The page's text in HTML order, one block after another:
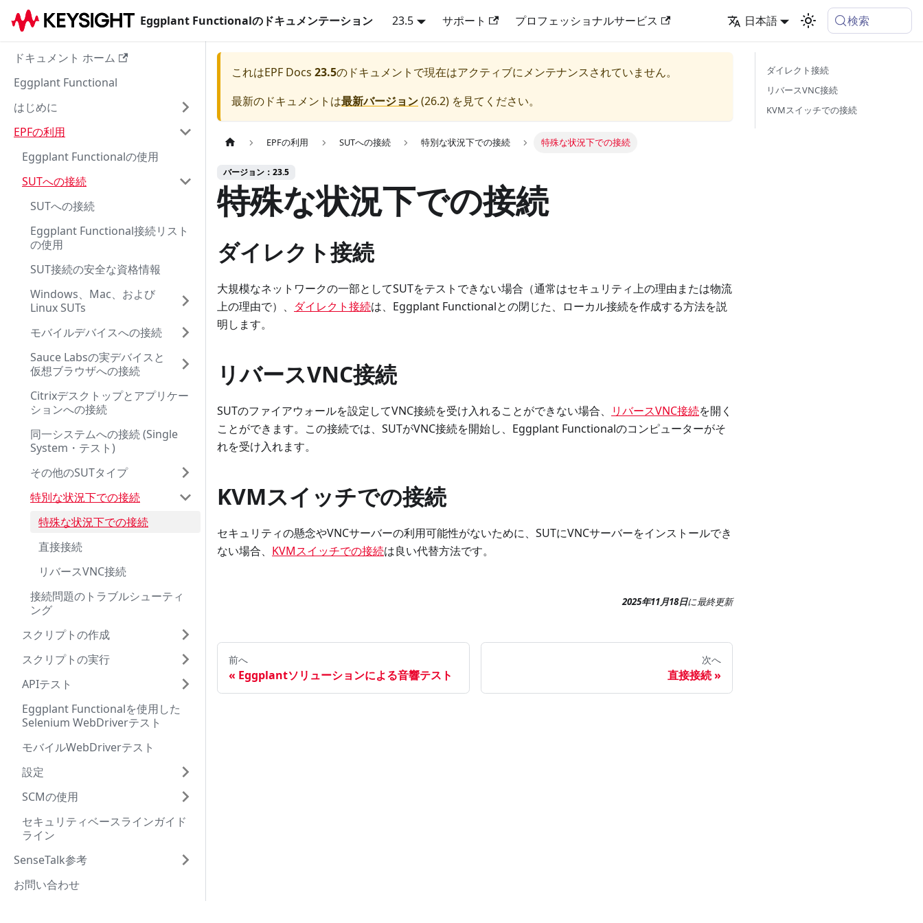
Eggplant Functionalのドキュメンテーション 23.5 サポート プロフェッショナルサービス 日本語 検索
ドキュメント ホーム
Eggplant Functional
はじめに
EPFの利用
Eggplant Functionalの使用
SUTへの接続
SUTへの接続
Eggplant Functional接続リスト
の使用
SUT接続の安全な資格情報
Windows、Mac、および
Linux SUTs
モバイルデバイスへの接続
Sauce Labsの実デバイスと
仮想ブラウザへの接続
Citrixデスクトップとアプリケー
ションへの接続
同一システムへの接続 (Single
System・テスト)
その他のSUTタイプ
特別な状況下での接続
特殊な状況下での接続
直接接続
リバースVNC接続
接続問題のトラブルシューティ
ング
スクリプトの作成
スクリプトの実行
APIテスト
Eggplant Functionalを使用した
Selenium WebDriverテスト
モバイルWebDriverテスト
設定
SCMの使用
セキュリティベースラインガイド
ライン
SenseTalk参考
お問い合わせ
これはEPF Docs 23.5のドキュメントで現在はアクティブにメンテナンスされていません。
最新のドキュメントは最新バージョン(26.2) を見てください。
EPFの利用 SUTへの接続 特別な状況下での接続 特殊な状況下での接続
バージョン：23.5
特殊な状況下での接続
ダイレクト接続
大規模なネットワークの一部としてSUTをテストできない場合（通常はセキュリティ上の理由または物流
上の理由で）、 ダイレクト接続は、Eggplant Functionalとの閉じた、ローカル接続を作成する方法を説
明します。
リバースVNC接続
SUTのファイアウォールを設定してVNC接続を受け入れることができない場合、 リバースVNC接続を開く
ことができます。この接続では、SUTがVNC接続を開始し、Eggplant Functionalのコンピューターがそ
れを受け入れます。
KVMスイッチでの接続
セキュリティの懸念やVNCサーバーの利用可能性がないために、SUTにVNCサーバーをインストールでき
ない場合、 KVMスイッチでの接続は良い代替方法です。
2025年11月18日に最終更新
前へ
Eggplantソリューションによる音響テスト
次へ
直接接続
ダイレクト接続
リバースVNC接続
KVMスイッチでの接続